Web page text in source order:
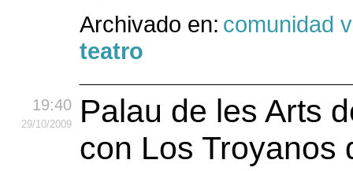
Archivado en: comunidad
teatro
19:40
29/10/2009
Palau de les Arts
con Los Troyanos